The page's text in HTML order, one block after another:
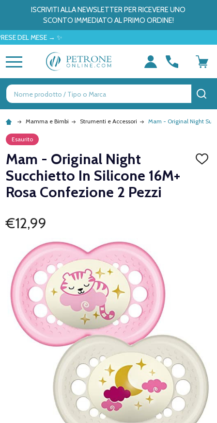
ISCRIVITI ALLA NEWSLETTER PER RICEVERE UNO
SCONTO IMMEDIATO AL PRIMO ORDINE!
MESE → ✨
Ricerca
Mamma e Bimbi Strumenti e Accessori Mam - Original Night
Esaurito
Mam - Original Night
Succhietto In Silicone 16M+
Rosa Confezione 2 Pezzi
€12,99